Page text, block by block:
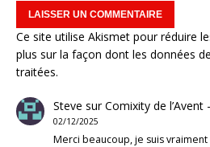
Ce site utilise Akismet pour réduire
plus sur la façon dont les données
traitées.
Steve surComixity de l’Avent
02/12/2025
Merci beaucoup, je suis